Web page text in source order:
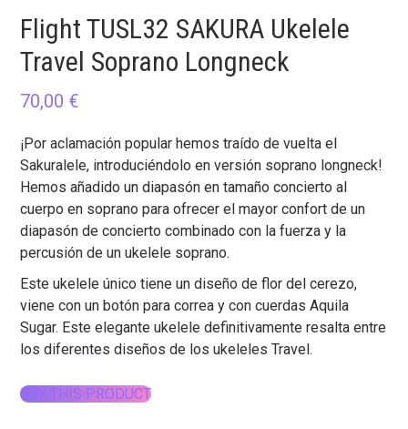
Flight TUSL32 SAKURA Ukelele
Travel Soprano Longneck
70,00 €
¡Por aclamación popular hemos traído de vuelta el
Sakuralele, introduciéndolo en versión soprano longneck!
Hemos añadido un diapasón en tamaño concierto al
cuerpo en soprano para ofrecer el mayor confort de un
diapasón de concierto combinado con la fuerza y la
percusión de un ukelele soprano.
Este ukelele único tiene un diseño de flor del cerezo,
viene con un botón para correa y con cuerdas Aquila
Sugar. Este elegante ukelele definitivamente resalta entre
los diferentes diseños de los ukeleles Travel.
BUY THIS PRODUCT